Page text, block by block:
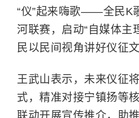
“仪”起来嗨歌——全民K
河联赛，启动“自媒体主
民以民间视角讲好仪征文
王武山表示，未来仪征
式，精准对接宁镇扬等
联动开展宣传推介，助推